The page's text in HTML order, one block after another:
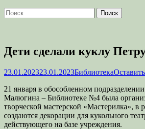
Поиск
Найти:
Дети сделали куклу
Опубликовано
23.01.202323.01.2023Автор
Библиотека
21 января в обособленном
Малюгина – Библиотеке №4 была
творческой мастерской «Мастерилка», в
создаются декорации для кукольного
действующего на базе учреждения.